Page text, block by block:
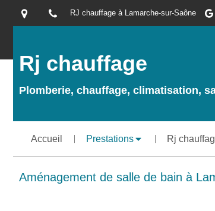
RJ chauffage à Lamarche-sur-Saône
Rj chauffage
Plomberie, chauffage, climatisation,
Accueil Prestations Rj
Aménagement de salle de bain à